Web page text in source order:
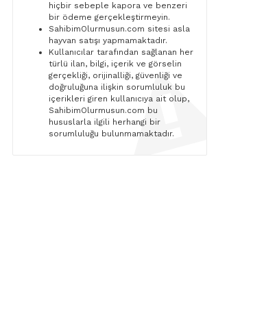
hiçbir sebeple kapora ve benzeri
bir ödeme gerçekleştirmeyin.
SahibimOlurmusun.com sitesi asla
hayvan satışı yapmamaktadır.
Kullanıcılar tarafından sağlanan her
türlü ilan, bilgi, içerik ve görselin
gerçekliği, orijinalliği, güvenliği ve
doğruluğuna ilişkin sorumluluk bu
içerikleri giren kullanıcıya ait olup,
SahibimOlurmusun.com bu
hususlarla ilgili herhangi bir
sorumluluğu bulunmamaktadır.